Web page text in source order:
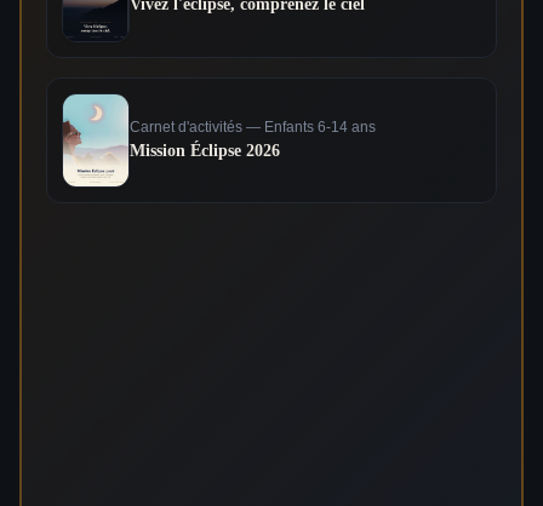
Vivez l'éclipse, comprenez le ciel
Carnet d'activités — Enfants 6-14 ans
Mission Éclipse 2026